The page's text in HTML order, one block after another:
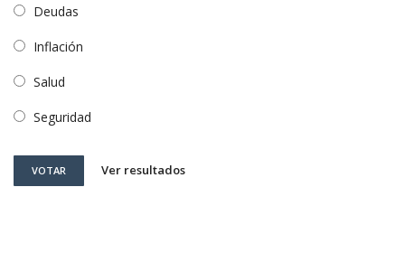
Deudas
Inflación
Salud
Seguridad
VOTAR Ver resultados